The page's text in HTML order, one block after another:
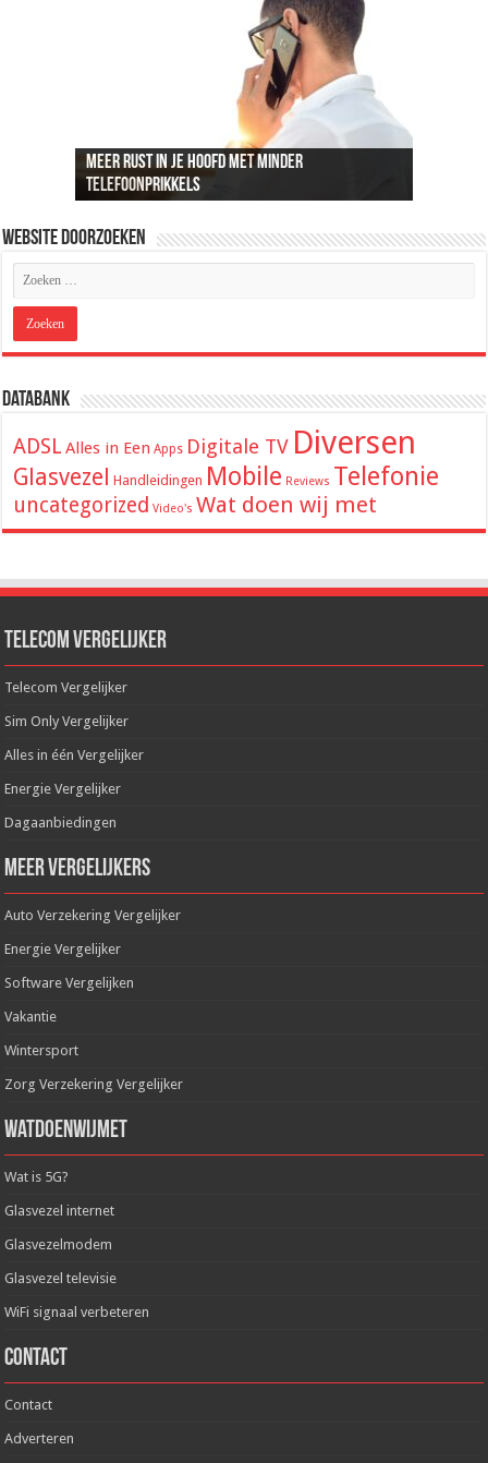
Meer rust in je hoofd met minder
telefoonprikkels
Recreatief doelschieten groeit uit tot een
populaire vrijetijdsbesteding
Loungeset kopen: 9 tips voor het uitzoeken van
de juiste set
De beste audio en beelden thuis: dit heb je
hiervoor nodig
ADSL snelheid uitgelegd: wat je kunt
verwachten van je internetverbinding
Website Doorzoeken
Databank
ADSL Alles in Een Apps Digitale TV Diversen
Glasvezel Handleidingen Mobile Reviews Telefonie
uncategorized Video's Wat doen wij met
Telecom Vergelijker
Telecom Vergelijker
Sim Only Vergelijker
Alles in één Vergelijker
Energie Vergelijker
Dagaanbiedingen
Meer Vergelijkers
Auto Verzekering Vergelijker
Energie Vergelijker
Software Vergelijken
Vakantie
Wintersport
Zorg Verzekering Vergelijker
WatDoenWijMet
Wat is 5G?
Glasvezel internet
Glasvezelmodem
Glasvezel televisie
WiFi signaal verbeteren
Contact
Contact
Adverteren